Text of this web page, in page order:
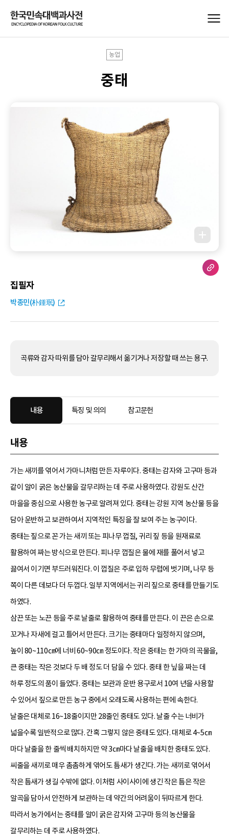
농업
중태
집필자
박종민(朴鍾珉)
곡류와 감자 따위를 담아 갈무리해서 옮기거나 저장할 때 쓰는 용구.
내용 특징 및 의의 참고문헌
내용
가는 새끼를 엮어서 가마니처럼 만든 자루이다. 중태는 감자와 고구마 등과
같이 알이 굵은 농산물을 갈무리하는 데 주로 사용하였다. 강원도 산간
마을을 중심으로 사용한 농구로 알려져 있다. 중태는 강원 지역 농산물 등을
담아 운반하고 보관하여서 지역적인 특징을 잘 보여 주는 농구이다.
중태는 짚으로 꼰 가는 새끼 또는 피나무 껍질, 귀리 짚 등을 원재료로
활용하여 짜는 방식으로 만든다. 피나무 껍질은 물에 재를 풀어서 넣고
끓여서 이기면 부드러워진다. 이 껍질은 주로 입하 무렵에 벗기며, 나무 등
쪽이 다른 데보다 더 두껍다. 일부 지역에서는 귀리 짚으로 중태를 만들기도
하였다.
삼끈 또는 노끈 등을 주로 날줄로 활용하여 중태를 만든다. 이 끈은 손으로
꼬거나 자새에 걸고 틀어서 만든다. 크기는 중태마다 일정하지 않으며,
높이 80~110㎝에 너비 60~90㎝ 정도이다. 작은 중태는 한 가마의 곡물을,
큰 중태는 작은 것보다 두 배 정도 더 담을 수 있다. 중태 한 닢을 짜는 데
하루 정도의 품이 들었다. 중태는 보관과 운반 용구로서 10여 년을 사용할
수 있어서 짚으로 만든 농구 중에서 오래도록 사용하는 편에 속한다.
날줄은 대체로 16~18줄이지만 28줄인 중태도 있다. 날줄 수는 너비가
넓을수록 일반적으로 많다. 간혹 그렇지 않은 중태도 있다. 대체로 4~5㎝
마다 날줄을 한 줄씩 배치하지만 약 3㎝마다 날줄을 배치한 중태도 있다.
씨줄을 새끼로 매우 촘촘하게 엮어도 틈새가 생긴다. 가는 새끼로 엮어서
작은 틈새가 생길 수밖에 없다. 이처럼 사이사이에 생긴 작은 틈은 작은
알곡을 담아서 안전하게 보관하는 데 약간의 어려움이 뒤따르게 한다.
따라서 농가에서는 중태를 알이 굵은 감자와 고구마 등의 농산물을
갈무리하는 데 주로 사용하였다.